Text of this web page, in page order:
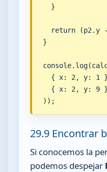
  }
return (p2.y
}
{ x: 2, y: 1
  { x: 2, y: 9 }
));
29.9 Encontrar
Si conocemos la
podemos despejar